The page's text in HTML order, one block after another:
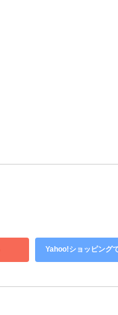
Yahoo!ショッピング